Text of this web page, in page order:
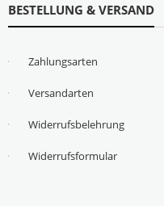
BESTELLUNG & VERSAND
Zahlungsarten
Versandarten
Widerrufsbelehrung
Widerrufsformular